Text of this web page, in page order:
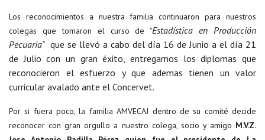
Los reconocimientos a nuestra familia continuaron para nuestros
colegas que tomaron el curso de "Estadística en Producción
Pecuaria" que se llevó a cabo del día 16 de Junio a el día 21
de Julio con un granéxito, entregamos los diplomas que
reconocieron el esfuerzo y que ademas tienen un valor
curricular avalado ante el Concervet.
Por si fuera poco, la familia AMVECAJ dentro de su comité decide
reconocer con gran orgullo a nuestro colega, socio y amigo M.V.Z.